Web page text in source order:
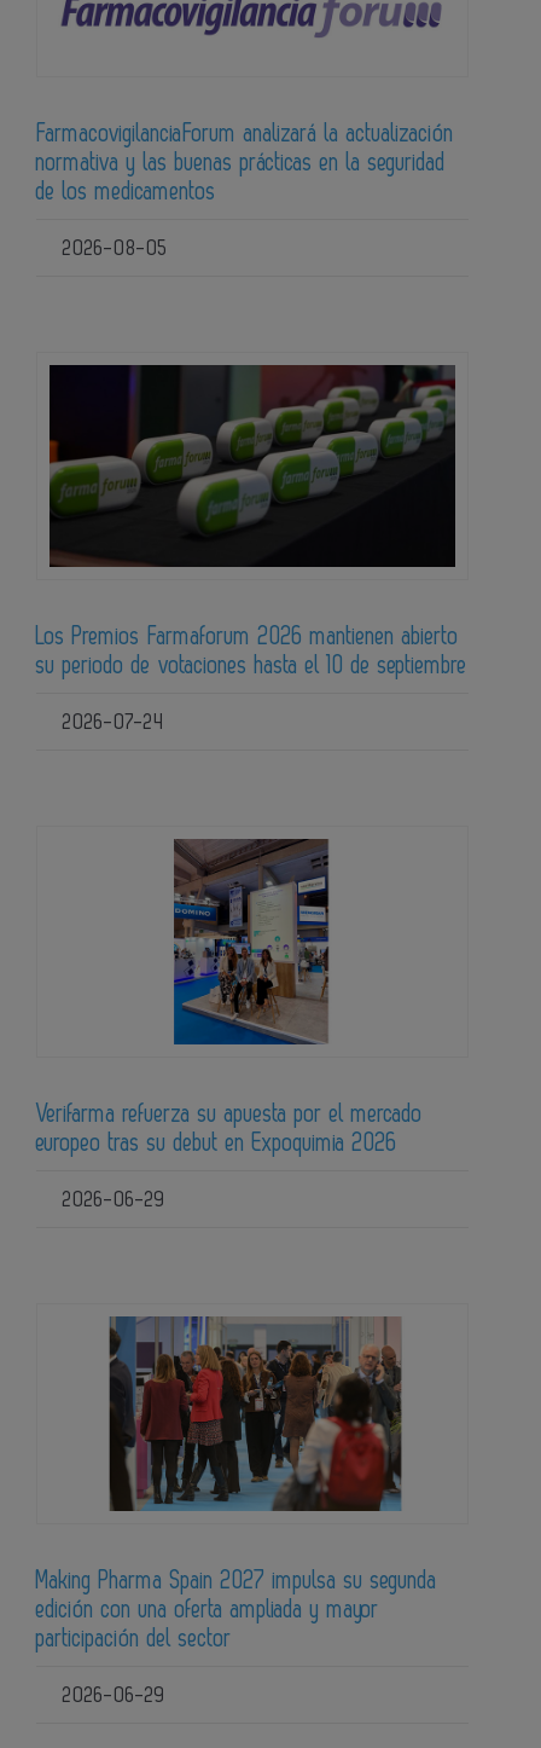
FarmacovigilanciaForum analizará la actualización
normativa y las buenas prácticas en la seguridad
de los medicamentos
2026-08-05
Los Premios Farmaforum 2026 mantienen abierto
su periodo de votaciones hasta el 10 de septiembre
2026-07-24
Verifarma refuerza su apuesta por el mercado
europeo tras su debut en Expoquimia 2026
2026-06-29
Making Pharma Spain 2027 impulsa su segunda
edición con una oferta ampliada y mayor
participación del sector
2026-06-29